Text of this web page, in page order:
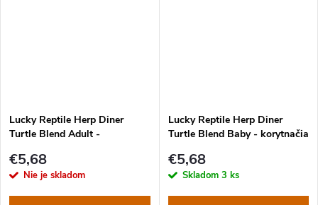
Lucky Reptile Herp Diner
Turtle Blend Adult -
€5,68
Nie je skladom
Lucky Reptile Herp Diner
Turtle Blend Baby - korytnačia
€5,68
Skladom 3 ks